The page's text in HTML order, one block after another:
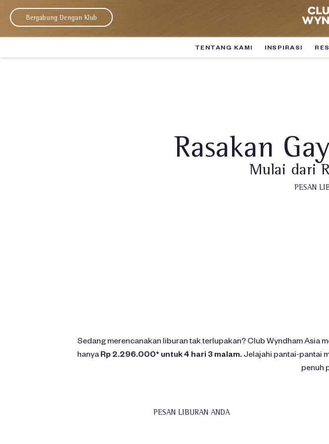
Bergabung Dengan Klub
TENTANG KAMI INSPIRASI
Rasakan
Mulai dari
PESAN
Sedang merencanakan liburan tak terlupakan? Club Wyndham Asia
hanya Rp 2.296.000* untuk 4 hari 3 malam. Jelajahi pantai-pantai
penuh
PESAN LIBURAN ANDA